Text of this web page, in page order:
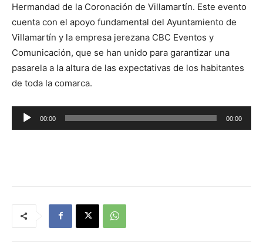
Hermandad de la Coronación de Villamartín. Este evento
cuenta con el apoyo fundamental del Ayuntamiento de
Villamartín y la empresa jerezana CBC Eventos y
Comunicación, que se han unido para garantizar una
pasarela a la altura de las expectativas de los habitantes
de toda la comarca.
e
00:00 00:00